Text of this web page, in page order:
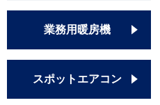
業務用暖房機
スポットエアコン